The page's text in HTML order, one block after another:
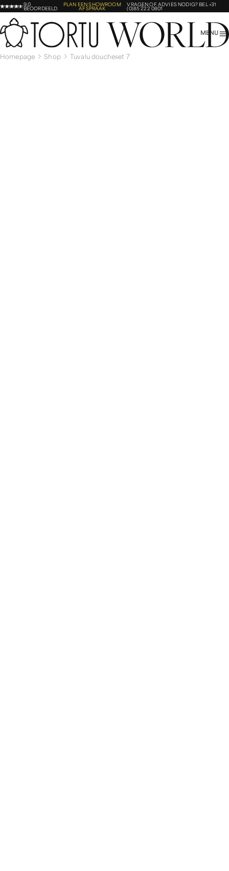
9,0
BEOORDEELD
PLAN EEN SHOWROOM
AFSPRAAK
VRAGEN OF ADVIES NODIG? BEL +31
(0)85 222 0801
MENU
Homepage Shop Tuvalu doucheset 7